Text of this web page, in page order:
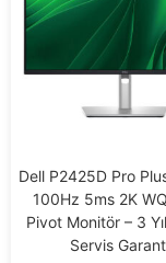
Dell P2425D Pro
100Hz 5ms 2K
Pivot Monitör – 3
Servis